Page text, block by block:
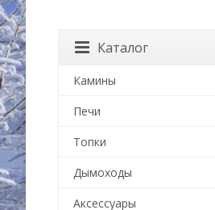
Каталог
Камины
Печи
Топки
Дымоходы
Аксессуары